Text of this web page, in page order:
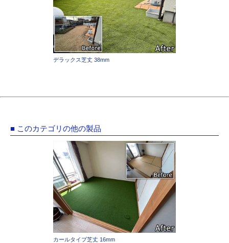
デラックス芝丈 38mm
■ このカテゴリの他の製品
カールタイプ芝丈 16mm